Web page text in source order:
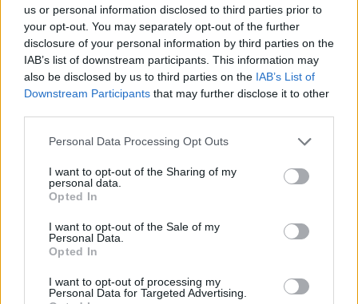
us or personal information disclosed to third parties prior to
your opt-out. You may separately opt-out of the further
disclosure of your personal information by third parties on the
IAB’s list of downstream participants. This information may
also be disclosed by us to third parties on the IAB’s List of
Downstream Participants that may further disclose it to other
Personal Data Processing Opt Outs
I want to opt-out of the Sharing of my
personal data.
Opted In
I want to opt-out of the Sale of my
Personal Data.
Opted In
I want to opt-out of processing my
Personal Data for Targeted Advertising.
Esim for Global
Esim for USA| Esim for Italy| Esim for Spain|Esim
for Turkey|Esim for Germany|Esim for Greece|